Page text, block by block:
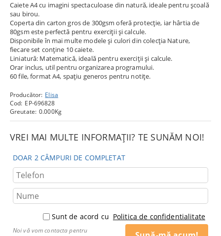
Caiete A4 cu imagini spectaculoase din natură, ideale pentru școală
sau birou.
Coperta din carton gros de 300gsm oferă protecție, iar hârtia de
80gsm este perfectă pentru exerciții și calcule.
Disponibile în mai multe modele și culori din colecția Nature,
fiecare set conține 10 caiete.
Liniatură: Matematică, ideală pentru exerciții și calcule.
Orar inclus, util pentru organizarea programului.
60 file, format A4, spațiu generos pentru notițe.
Producător: Elisa
Cod: EP-696828
Greutate: 0.000Kg
VREI MAI MULTE INFORMAȚII? TE SUNĂM NOI!
DOAR 2 CÂMPURI DE COMPLETAT
Sunt de acord cu Politica de confidentialitate
Noi vă vom contacta pentru